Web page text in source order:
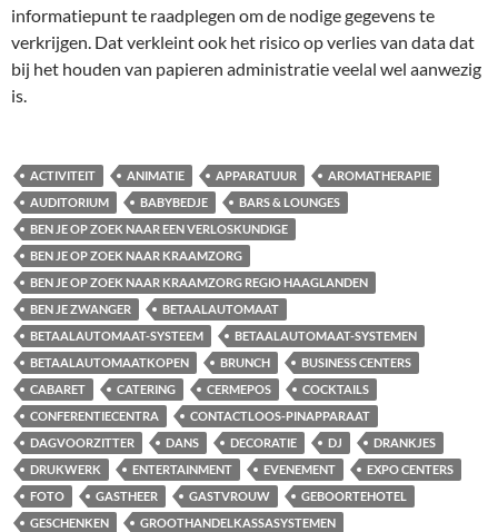
informatiepunt te raadplegen om de nodige gegevens te
verkrijgen. Dat verkleint ook het risico op verlies van data dat
bij het houden van papieren administratie veelal wel aanwezig
is.
ACTIVITEIT ANIMATIE APPARATUUR
AROMATHERAPIE
AUDITORIUM
BABYBEDJE
BARS & LOUNGES
BEN JE OP ZOEK NAAR EEN VERLOSKUNDIGE
BEN JE OP ZOEK NAAR KRAAMZORG
BEN JE OP ZOEK NAAR KRAAMZORG REGIO HAAGLANDEN
BEN JE ZWANGER
BETAALAUTOMAAT
BETAALAUTOMAAT-SYSTEEM
BETAALAUTOMAAT-SYSTEMEN
BETAALAUTOMAATKOPEN
BRUNCH
BUSINESS CENTERS
CABARET
CATERING CERMEPOS
COCKTAILS
CONFERENTIECENTRA
CONTACTLOOS-PINAPPARAAT
DAGVOORZITTER
DANS DECORATIE DJ
DRANKJES
DRUKWERK
ENTERTAINMENT EVENEMENT
EXPO CENTERS
FOTO
GASTHEER GASTVROUW
GEBOORTEHOTEL
GESCHENKEN
GROOTHANDELKASSASYSTEMEN